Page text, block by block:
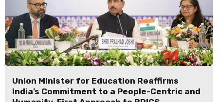
Union Minister for Education Reaffirms
India’s Commitment to a People-Centric and